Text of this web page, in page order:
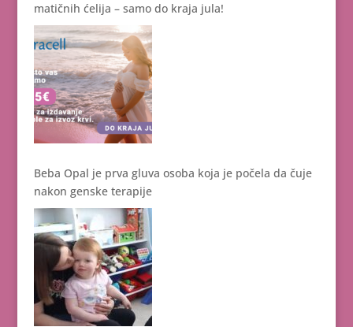
matičnih ćelija – samo do kraja jula!
Beba Opal je prva gluva osoba koja je počela da čuje
nakon genske terapije